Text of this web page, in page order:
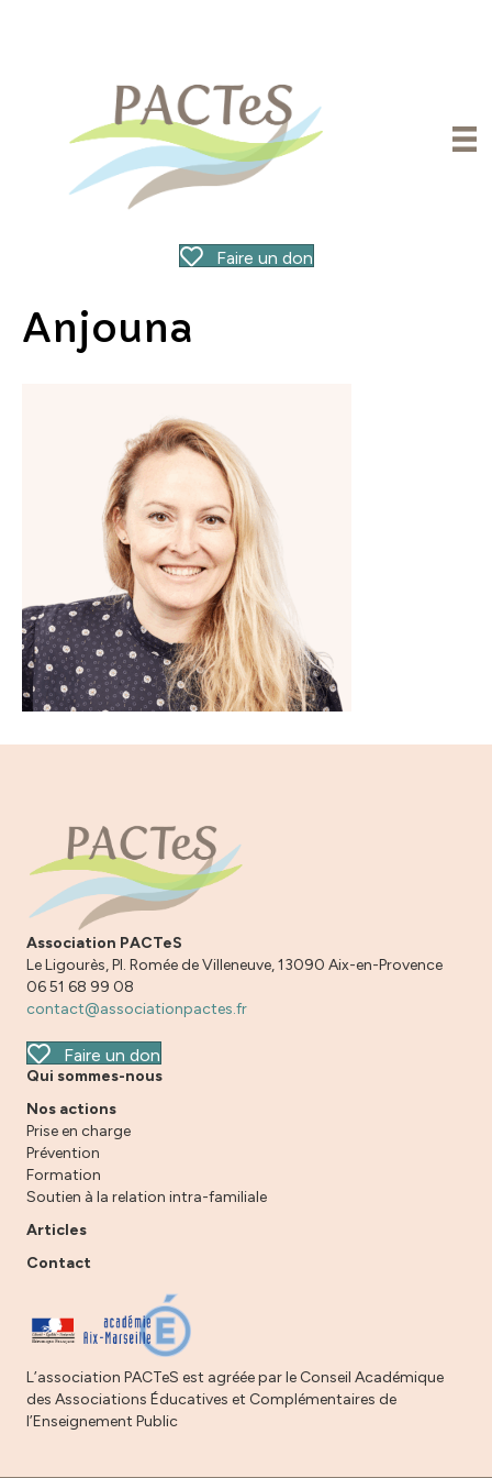
Faire un don
Anjouna
Association PACTeS
Le Ligourès, Pl. Romée de Villeneuve, 13090 Aix-en-Provence
06 51 68 99 08
contact@associationpactes.fr
Faire un don
Qui sommes-nous
Nos actions
Prise en charge
Prévention
Formation
Soutien à la relation intra-familiale
Articles
Contact
L’association PACTeS est agréée par le Conseil Académique
des Associations Éducatives et Complémentaires de
l’Enseignement Public